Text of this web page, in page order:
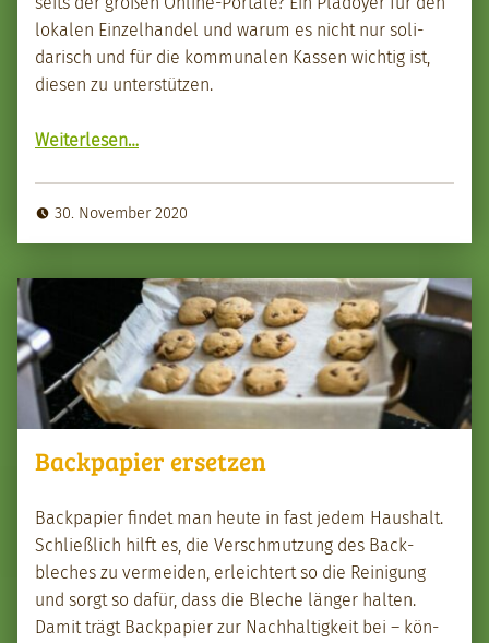
lokalen Einzel­han­del und warum es nicht nur sol­i­
darisch und für die kom­mu­nalen Kassen wichtig ist,
diesen zu unter­stützen.
Weit­er­lesen…
30. November 2020
Backpapier ersetzen
Back­pa­pi­er find­et man heute in fast jedem Haushalt.
Schließlich hil­ft es, die Ver­schmutzung des Back­
blech­es zu ver­mei­den, erle­ichtert so die Reini­gung
und sorgt so dafür, dass die Bleche länger hal­ten.
Damit trägt Back­pa­pi­er zur Nach­haltigkeit bei – kön­